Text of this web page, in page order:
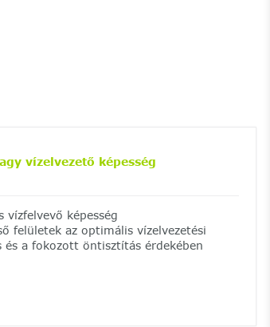
vízelvezető képesség
vízfelvevő képesség
felületek az optimális vízelvezetési
és a fokozott öntisztítás érdekében